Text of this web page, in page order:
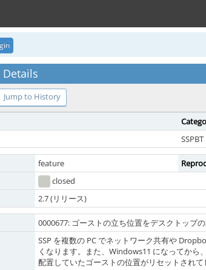
Details
Jump to History
feature
closed
2.7 (リリース)
0000677: ゴーストの立ち位置をデスクトップ
SSP を複数の PC でネットワーク共有や
くなります。また、Windows11 になってか
配置していたゴーストの位置がリセットされて